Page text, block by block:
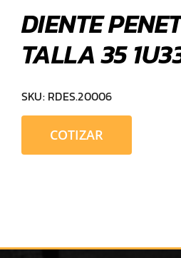
DIENTE
TALLA 35
SKU: RDES.20006
COTIZAR